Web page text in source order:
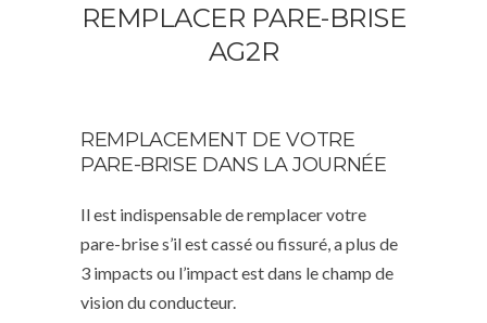
REMPLACER PARE-BRISE
AG2R
REMPLACEMENT DE VOTRE
PARE-BRISE DANS LA JOURNÉE
Il est indispensable de remplacer votre
pare-brise s’il est cassé ou fissuré, a plus de
3 impacts ou l’impact est dans le champ de
vision du conducteur.